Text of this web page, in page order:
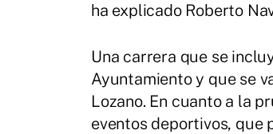
ha explicado Roberto
Una carrera que se
Ayuntamiento y que se
Lozano. En cuanto a la
eventos deportivos, que